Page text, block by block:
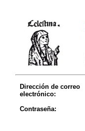
Dirección de correo
electrónico:
Contraseña: